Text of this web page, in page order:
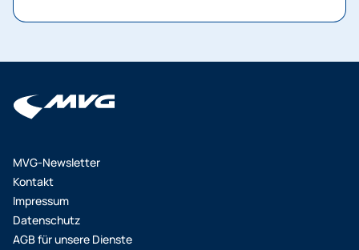
MVG-Newsletter
Kontakt
Impressum
Datenschutz
AGB für unsere Dienste